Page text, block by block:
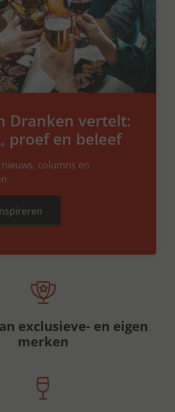
Dranken vertelt:
proef en beleef
columns en
exclusieve- en eigen
merken